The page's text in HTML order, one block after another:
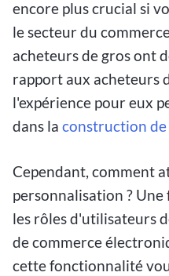
encore plus crucial si
le secteur du
acheteurs de gros ont
rapport aux acheteurs
l'expérience pour eux
dans la construction
Cependant, comment
personnalisation ?
les rôles d'utilisateurs
de commerce
cette fonctionnalité